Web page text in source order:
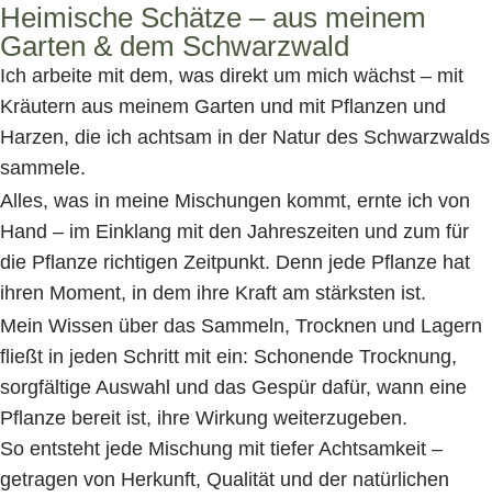
Heimische Schätze – aus meinem
Garten & dem Schwarzwald
Ich arbeite mit dem, was direkt um mich wächst – mit
Kräutern aus meinem Garten und mit Pflanzen und
Harzen, die ich achtsam in der Natur des Schwarzwalds
sammele.
Alles, was in meine Mischungen kommt, ernte ich von
Hand – im Einklang mit den Jahreszeiten und zum für
die Pflanze richtigen Zeitpunkt. Denn jede Pflanze hat
ihren Moment, in dem ihre Kraft am stärksten ist.
Mein Wissen über das Sammeln, Trocknen und Lagern
fließt in jeden Schritt mit ein: Schonende Trocknung,
sorgfältige Auswahl und das Gespür dafür, wann eine
Pflanze bereit ist, ihre Wirkung weiterzugeben.
So entsteht jede Mischung mit tiefer Achtsamkeit –
getragen von Herkunft, Qualität und der natürlichen